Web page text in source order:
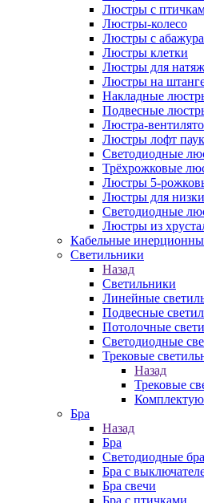
Люстры с
Люстры-колесо
Люстры с
Люстры клетки
Люстры для
Люстры на
Накладные
Подвесные
Люстра-
Люстры лофт паук
Светодиодные
Трёхрожковые
Люстры 5-
Люстры для
Cветодиодные
Люстры из
Кабельные
Светильники
Назад
Светильники
Линейные
Подвесные
Потолочные
Светодиодные
Трековые
Назад
Трековые
Бра
Назад
Бра
Светодиодные бра
Бра с
Бра свечи
Бра с птичками